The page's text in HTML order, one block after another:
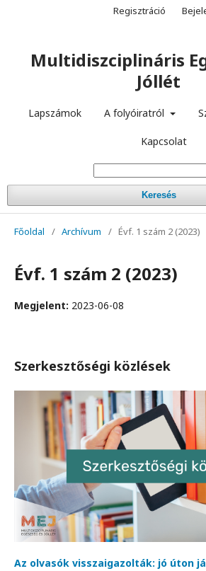
Multidiszciplináris
Jóllét
Lapszámok A folyóiratról
Kapcsolat
Keresés
Regisztráció
Főoldal / Archívum / Évf. 1 szám 2 (2023)
Évf. 1 szám 2 (2023)
Megjelent: 2023-06-08
Szerkesztőségi közlések
Az olvasók visszaigazolták: jó úton